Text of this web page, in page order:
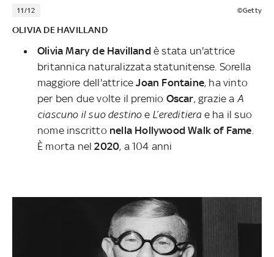
11/12 ©Getty
OLIVIA DE HAVILLAND
Olivia Mary de Havillandè stata un'attrice
britannica naturalizzata statunitense. Sorella
maggiore dell'attriceJoan Fontaine, ha vinto
per ben due volte il premio Oscar, grazie a A
ciascuno il suo destinoe L’ereditierae ha il suo
nome inscritto nella Hollywood Walk of Fame
È morta nel2020, a 104 anni